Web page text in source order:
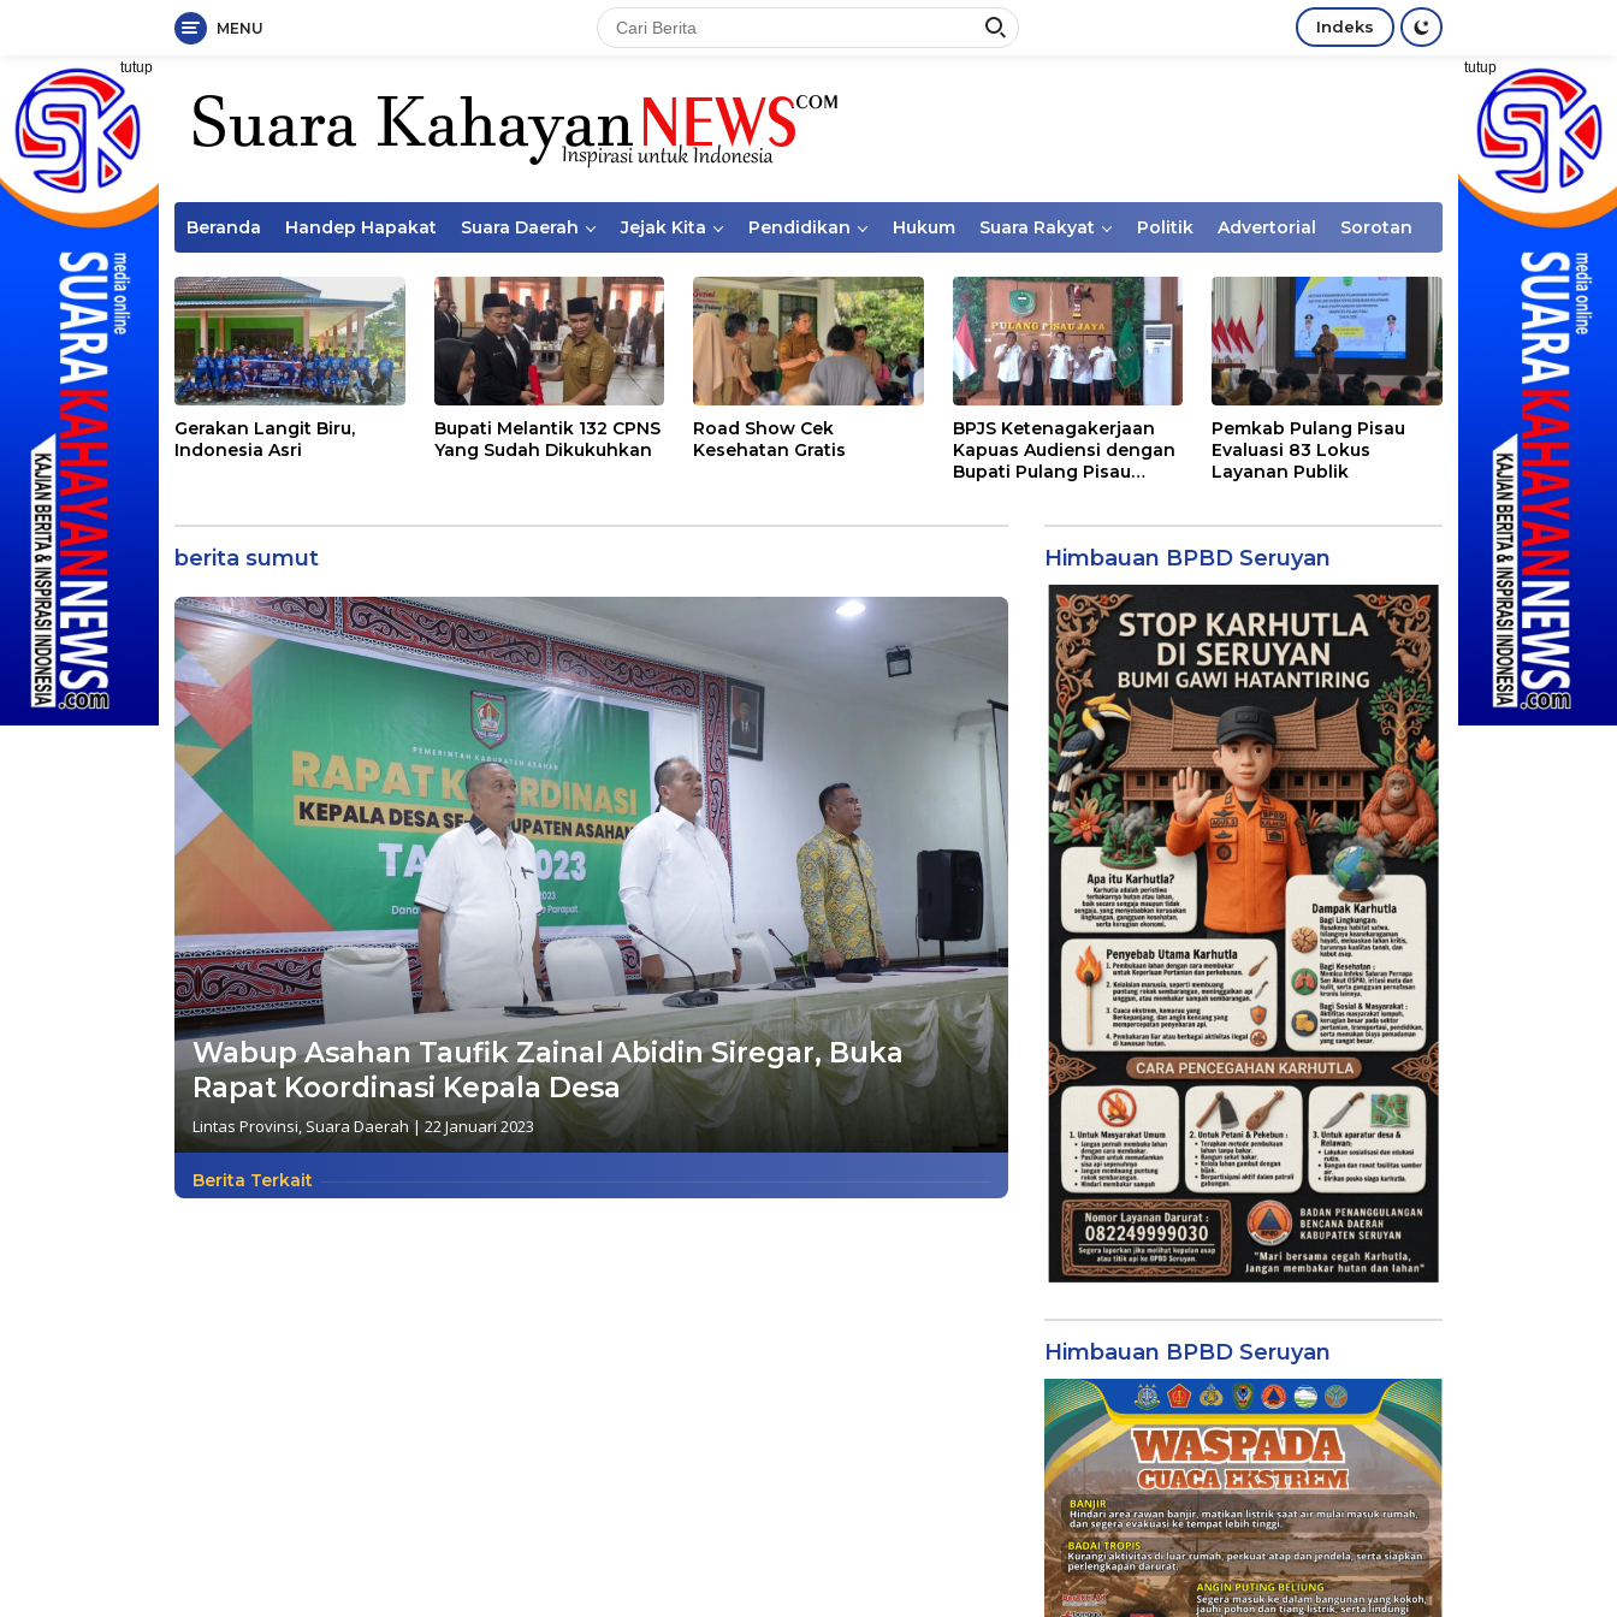
Langsung
konten
MENU Indeks
tutup tutup
Beranda Handep Hapakat Suara Daerah Jejak Kita Pendidikan Hukum Suara Rakyat Politik Advertorial Sorotan
Gerakan Langit Biru,
Indonesia Asri
Bupati Melantik 132 CPNS
Yang Sudah Dikukuhkan
Road Show Cek
Kesehatan Gratis
BPJS Ketenagakerjaan
Kapuas Audiensi dengan
Bupati Pulang Pisau
Pemkab Pulang Pisau
Evaluasi 83 Lokus
Layanan Publik
berita sumut
Wabup Asahan Taufik Zainal Abidin Siregar, Buka
Rapat Koordinasi Kepala Desa
Lintas Provinsi, Suara Daerah | 22 Januari 2023
Berita Terkait
Himbauan BPBD Seruyan
Himbauan BPBD Seruyan